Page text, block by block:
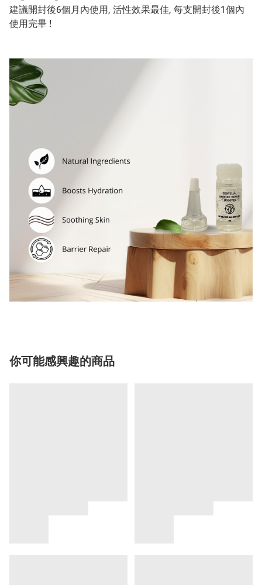
建議開封後6個月內使用, 活性效果最佳, 每支開封後1個內
使用完畢 !
你可能感興趣的商品